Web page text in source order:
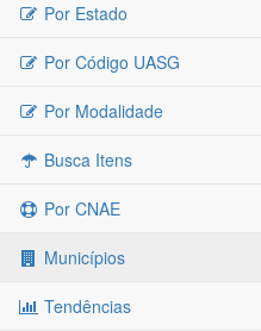
Por Estado
Por Código UASG
Por Modalidade
Busca Itens
Por CNAE
Municípios
Tendências